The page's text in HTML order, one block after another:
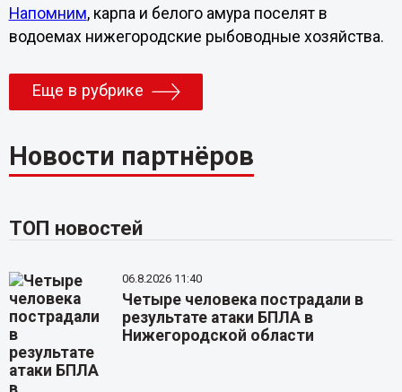
Напомним, карпа и белого амура поселят в
водоемах нижегородские рыбоводные хозяйства.
Еще в рубрике
Новости партнёров
ТОП новостей
06.8.2026 11:40
Четыре человека пострадали в
результате атаки БПЛА в
Нижегородской области